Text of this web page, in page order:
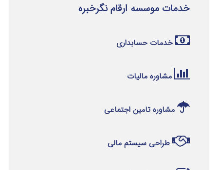
خدمات موسسه ارقام نگرخبره
خدمات حسابداری
مشاوره مالیات
مشاوره تامین اجتماعی
طراحی سیستم مالی